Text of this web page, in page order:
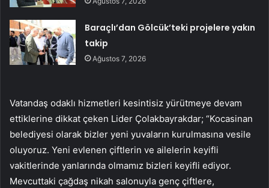
Baraçlı’dan Gölcük’teki projelere yakın
takip
Ağustos 7, 2026
Vatandaş odaklı hizmetleri kesintisiz yürütmeye devam
ettiklerine dikkat çeken Lider Çolakbayrakdar; “Kocasinan
belediyesi olarak bizler yeni yuvaların kurulmasına vesile
oluyoruz. Yeni evlenen çiftlerin ve ailelerin keyifli
vakitlerinde yanlarında olmamız bizleri keyifli ediyor.
Mevcuttaki çağdaş nikah salonuyla genç çiftlere,